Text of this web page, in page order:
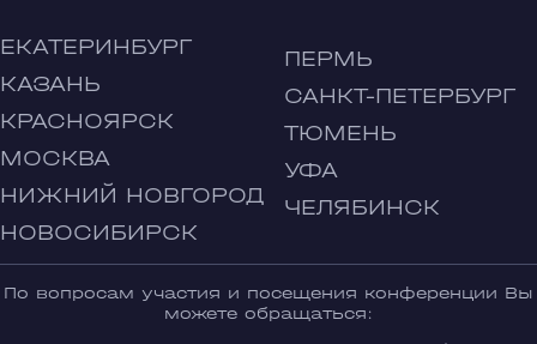
ЕКАТЕРИНБУРГ
КАЗАНЬ
КРАСНОЯРСК
МОСКВА
НИЖНИЙ НОВГОРОД
НОВОСИБИРСК
ПЕРМЬ
САНКТ-ПЕТЕРБУРГ
ТЮМЕНЬ
УФА
ЧЕЛЯБИНСК
По вопросам участия и посещения конференции Вы
можете обращаться: